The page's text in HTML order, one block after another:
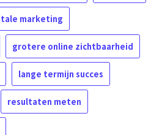
marketing
grotere online zichtbaarheid
lange termijn succes
resultaten meten